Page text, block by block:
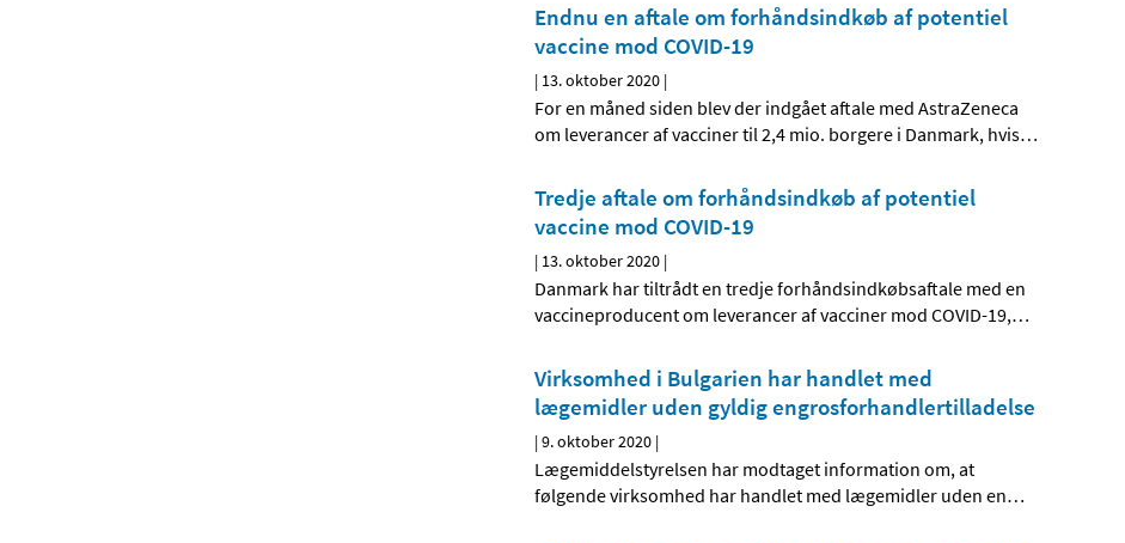
Endnu en aftale om forhåndsindkøb af potentiel
vaccine mod COVID-19
| 13. oktober 2020 |
For en måned siden blev der indgået aftale med AstraZeneca
om leverancer af vacciner til 2,4 mio. borgere i Danmark, hvis…
Tredje aftale om forhåndsindkøb af potentiel
vaccine mod COVID-19
| 13. oktober 2020 |
Danmark har tiltrådt en tredje forhåndsindkøbsaftale med en
vaccineproducent om leverancer af vacciner mod COVID-19,…
Virksomhed i Bulgarien har handlet med
lægemidler uden gyldig engrosforhandlertilladelse
|9. oktober 2020 |
Lægemiddelstyrelsen har modtaget information om, at
følgende virksomhed har handlet med lægemidler uden en…